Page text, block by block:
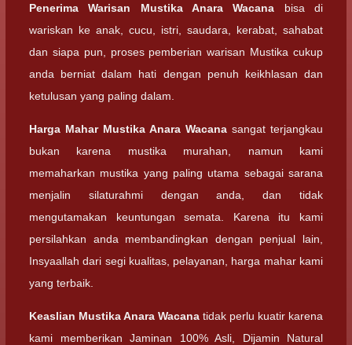
Penerima Warisan Mustika Anara Wacana bisa di
wariskan ke anak, cucu, istri, saudara, kerabat, sahabat
dan siapa pun, proses pemberian warisan Mustika cukup
anda berniat dalam hati dengan penuh keikhlasan dan
ketulusan yang paling dalam.
Harga Mahar Mustika Anara Wacana sangat terjangkau
bukan karena mustika murahan, namun kami
memaharkan mustika yang paling utama sebagai sarana
menjalin silaturahmi dengan anda, dan tidak
mengutamakan keuntungan semata. Karena itu kami
persilahkan anda membandingkan dengan penjual lain,
Insyaallah dari segi kualitas, pelayanan, harga mahar kami
yang terbaik.
Keaslian Mustika Anara Wacana tidak perlu kuatir karena
kami memberikan Jaminan 100% Asli, Dijamin Natural